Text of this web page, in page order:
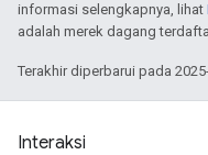
informasi selengkapnya, lihat
adalah merek dagang
Terakhir diperbarui pada
Interaksi